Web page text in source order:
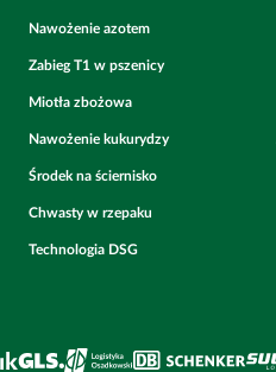
Nawożenie azotem
Zabieg T1 w pszenicy
Miotła zbożowa
Nawożenie kukurydzy
Środek na ściernisko
Chwasty w rzepaku
Technologia DSG